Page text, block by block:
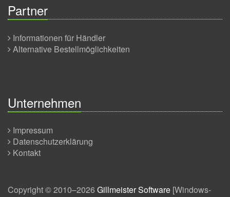
Partner
Informationen für Händler
Alternative Bestellmöglichkeiten
Unternehmen
Impressum
Datenschutzerklärung
Kontakt
Copyright © 2010–2026 Gillmeister Software [Windows-